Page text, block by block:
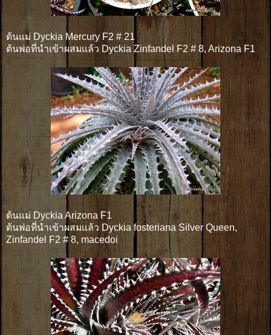
ต้นแม่ Dyckia Mercury F2 # 21
ต้นพ่อที่นำเข้าผสมแล้ว Dyckia Zinfandel F2 # 8, Arizona F1
ต้นแม่ Dyckia Arizona F1
ต้นพ่อที่นำเข้าผสมแล้ว Dyckia fosteriana Silver Queen,
Zinfandel F2 # 8, macedoi